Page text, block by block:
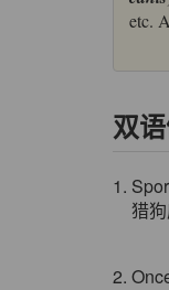
etc.
双
1.
猎
2.